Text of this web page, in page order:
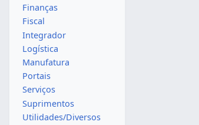
Finanças
Fiscal
Integrador
Logística
Manufatura
Portais
Serviços
Suprimentos
Utilidades/Diversos